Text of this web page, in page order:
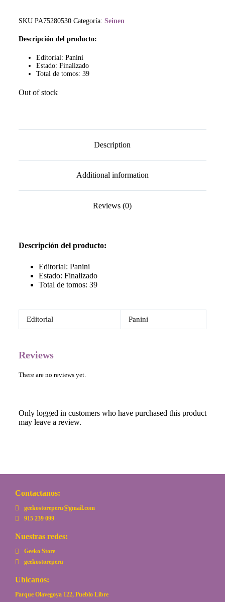
SKU PA75280530 Categoría: Seinen
Descripción del producto:
Editorial: Panini
Estado: Finalizado
Total de tomos: 39
Out of stock
Description
Additional information
Reviews (0)
Descripción del producto:
Editorial: Panini
Estado: Finalizado
Total de tomos: 39
Editorial Panini
Reviews
There are no reviews yet.
Only logged in customers who have purchased this product
may leave a review.
Contactanos:
geekostoreperu@gmail.com
915 239 099
Nuestras redes:
Geeko Store
geekostoreperu
Ubicanos:
Parque Olavegoya 122, Pueblo Libre